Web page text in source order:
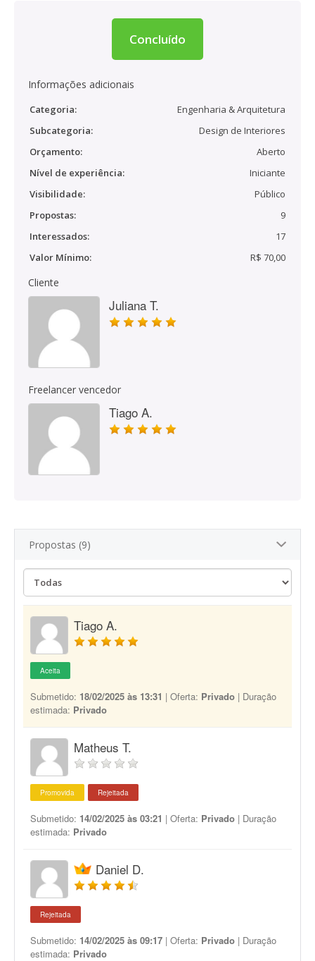
Concluído
Informações adicionais
Categoria:
Engenharia & Arquitetura
Subcategoria:
Design de Interiores
Orçamento:
Aberto
Nível de experiência:
Iniciante
Visibilidade:
Público
Propostas:
9
Interessados:
17
Valor Mínimo:
R$ 70,00
Cliente
Juliana T.
Freelancer vencedor
Tiago A.
Propostas (9)
Tiago A.
Aceita
Submetido: 18/02/2025 às 13:31 | Oferta: Privado | Duração
estimada: Privado
Matheus T.
Promovida Rejeitada
Submetido: 14/02/2025 às 03:21 | Oferta: Privado | Duração
estimada: Privado
Daniel D.
Rejeitada
Submetido: 14/02/2025 às 09:17 | Oferta: Privado | Duração
estimada: Privado